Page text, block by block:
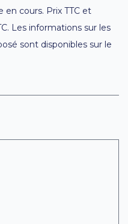
en cours. Prix TTC et
Les informations sur les
sont disponibles sur le